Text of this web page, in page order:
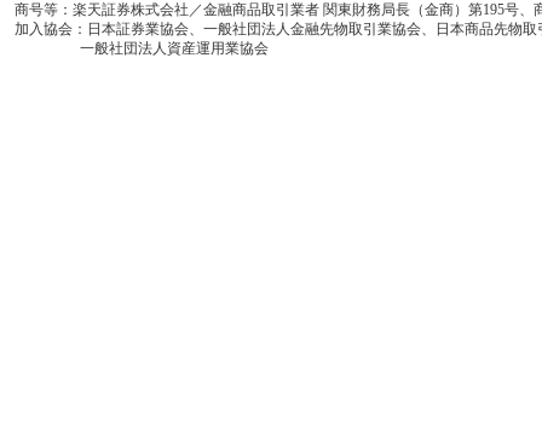
商号等：楽天証券株式会社／金融商品取引業者 関東財務局長（金商）第195号、
加入協会：日本証券業協会、一般社団法人金融先物取引業協会、日本商品先物
一般社団法人資産運用業協会